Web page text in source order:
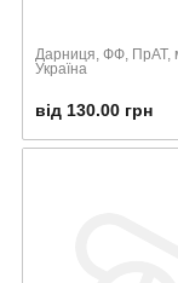
Дарниця, ФФ, ПрАТ,
Україна
від 130.00 грн